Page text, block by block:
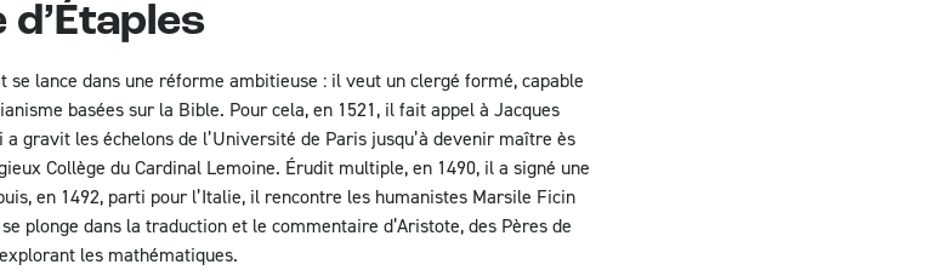
lance dans une réforme ambitieuse : il veut un clergé formé, capable
basées sur la Bible. Pour cela, en 1521, il fait appel à Jacques
a gravit les échelons de l’Université de Paris jusqu’à devenir maître ès
Collège du Cardinal Lemoine. Érudit multiple, en 1490, il a signé une
en 1492, parti pour l’Italie, il rencontre les humanistes Marsile Ficin
plonge dans la traduction et le commentaire d’Aristote, des Pères de
les mathématiques.